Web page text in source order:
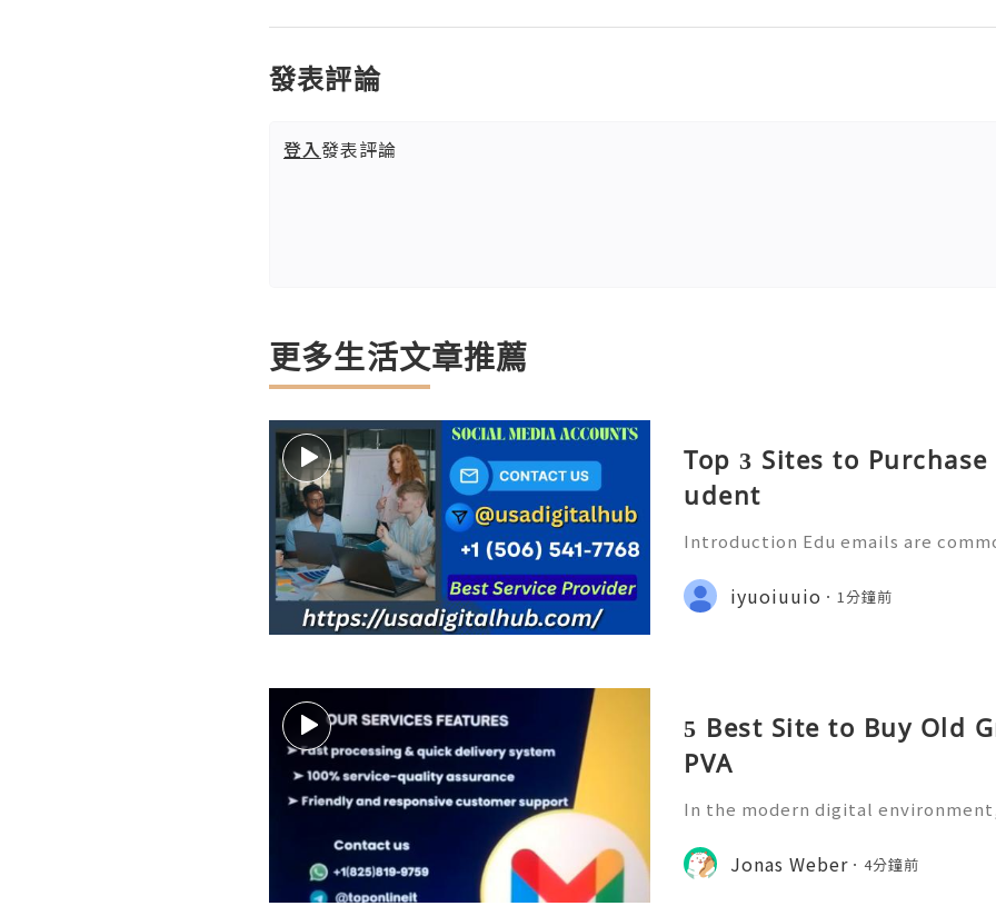
發表評論
登入發表評論
更多生活文章推薦
Top 3 Sites to
udent
Introduction Edu emails are
nd other academic organizations.
dress can serve as a
iyuoiuuio 1分鐘前
5 Best Site to Buy Old
PVA
In the modern digital
ations, marketing activities, and
mong all email platfor
Jonas Weber 4分鐘前